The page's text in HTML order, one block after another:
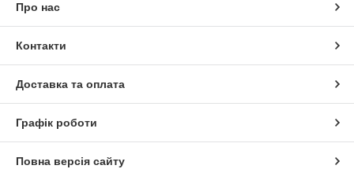
Про нас
Контакти
Доставка та оплата
Графік роботи
Повна версія сайту